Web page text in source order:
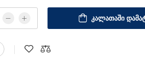
ᲙᲐᲚᲐᲗᲐᲨᲘ